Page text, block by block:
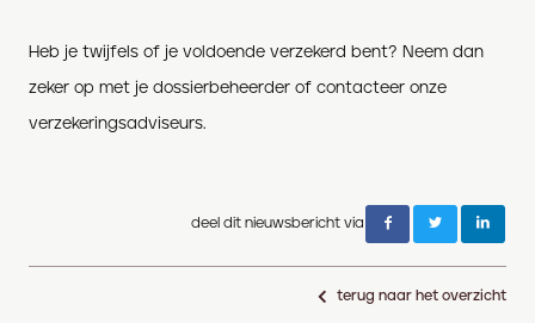
Heb je twijfels of je voldoende verzekerd bent? Neem dan
zeker op met je dossierbeheerder of contacteer onze
verzekeringsadviseurs.
deel dit nieuwsbericht via
terug naar het overzicht